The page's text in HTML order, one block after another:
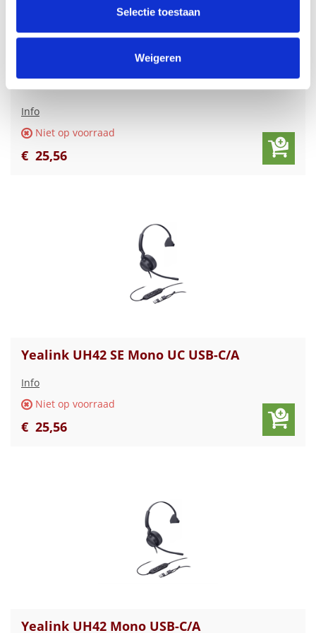
partners kunnen deze gegevens combineren met andere
Selectie toestaan
Weigeren
Yealink UH42 SE Mono Teams USB-C/A
Info
Niet op voorraad
€ 25,56
Yealink UH42 SE Mono UC USB-C/A
Info
Niet op voorraad
€ 25,56
Yealink UH42 Mono USB-C/A